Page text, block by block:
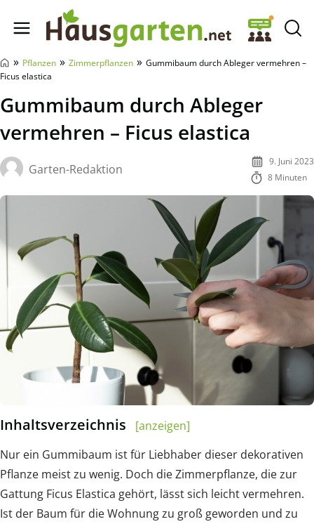
Hausgarten.net
» Pflanzen » Zimmerpflanzen » Gummibaum durch Ableger vermehren –
Ficus elastica
Gummibaum durch Ableger
vermehren – Ficus elastica
Garten-Redaktion
9. Juni 2023
8 Minuten
Inhaltsverzeichnis
[anzeigen]
Nur ein Gummibaum ist für Liebhaber dieser dekorativen
Pflanze meist zu wenig. Doch die Zimmerpflanze, die zur
Gattung Ficus Elastica gehört, lässt sich leicht vermehren.
Ist der Baum für die Wohnung zu groß geworden und zu